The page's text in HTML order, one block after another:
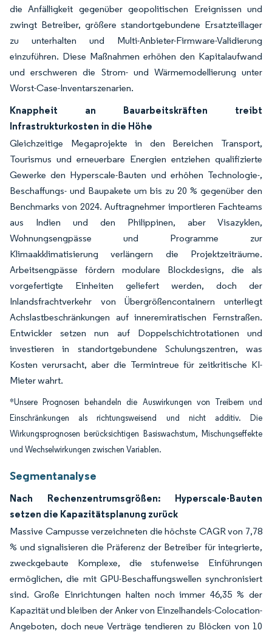
die Anfälligkeit gegenüber geopolitischen Ereignissen und
zwingt Betreiber, größere standortgebundene Ersatzteillager
zu unterhalten und Multi-Anbieter-Firmware-Validierung
einzuführen. Diese Maßnahmen erhöhen den Kapitalaufwand
und erschweren die Strom- und Wärmemodellierung unter
Worst-Case-Inventarszenarien.
Knappheit an Bauarbeitskräften treibt
Infrastrukturkosten in die Höhe
Gleichzeitige Megaprojekte in den Bereichen Transport,
Tourismus und erneuerbare Energien entziehen qualifizierte
Gewerke den Hyperscale-Bauten und erhöhen Technologie-,
Beschaffungs- und Baupakete um bis zu 20 % gegenüber den
Benchmarks von 2024. Auftragnehmer importieren Fachteams
aus Indien und den Philippinen, aber Visazyklen,
Wohnungsengpässe und Programme zur
Klimaakklimatisierung verlängern die Projektzeiträume.
Arbeitsengpässe fördern modulare Blockdesigns, die als
vorgefertigte Einheiten geliefert werden, doch der
Inlandsfrachtverkehr von Übergrößencontainern unterliegt
Achslastbeschränkungen auf inneremiratischen Fernstraßen.
Entwickler setzen nun auf Doppelschichtrotationen und
investieren in standortgebundene Schulungszentren, was
Kosten verursacht, aber die Termintreue für zeitkritische KI-
Mieter wahrt.
*Unsere Prognosen behandeln die Auswirkungen von Treibern und
Einschränkungen als richtungsweisend und nicht additiv. Die
Wirkungsprognosen berücksichtigen Basiswachstum, Mischungseffekte
und Wechselwirkungen zwischen Variablen.
Segmentanalyse
Nach Rechenzentrumsgrößen: Hyperscale-Bauten
setzen die Kapazitätsplanung zurück
Massive Campusse verzeichneten die höchste CAGR von 7,78
% und signalisieren die Präferenz der Betreiber für integrierte,
zweckgebaute Komplexe, die stufenweise Einführungen
ermöglichen, die mit GPU-Beschaffungswellen synchronisiert
sind. Große Einrichtungen halten noch immer 46,35 % der
Kapazität und bleiben der Anker von Einzelhandels-Colocation-
Angeboten, doch neue Verträge tendieren zu Blöcken von 10